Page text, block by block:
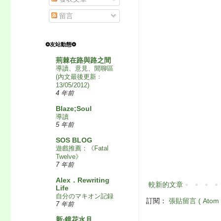
較新的文章
訂閱： 張貼留言 ( Atom
留言
❂友站動態❂
荊棘在路與路之間
導讀、意見、閒聊區
(內文最後更新﹕
13/05/2012)
4 年前
Blaze;Soul
導讀
5 年前
SOS BLOG
遊戲推薦：《Fatal
Twelve》
7 年前
Alex．Rewriting
Life
自分のマキオン記録
7 年前